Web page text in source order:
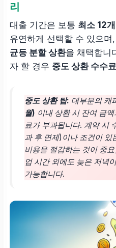
리
대출 기간은 보통 최소 12
유연하게 선택할 수 있으며
균등 분할 상환을 채택합니
자 할 경우 중도 상환 수수료
중도 상환 팁: 대부분의 캐
월) 이내 상환 시 잔여 금
료가 부과됩니다. 계약 시
과 후 면제)이나 조건이 있
비용을 절감하는 것이 중
업 시간 외에도 늦은 저녁
가능합니다.